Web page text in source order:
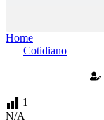
Home
Cotidiano
1
N/A